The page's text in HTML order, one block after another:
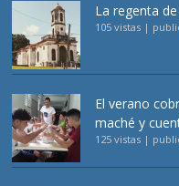
La regenta
105 vistas |
El verano
maché y
125 vistas |